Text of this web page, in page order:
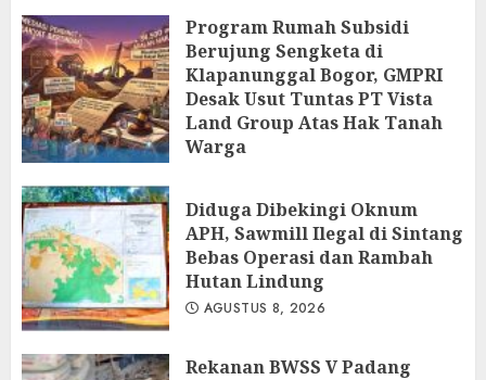
Program Rumah Subsidi
Berujung Sengketa di
Klapanunggal Bogor, GMPRI
Desak Usut Tuntas PT Vista
Land Group Atas Hak Tanah
Warga
Diduga Dibekingi Oknum
APH, Sawmill Ilegal di Sintang
Bebas Operasi dan Rambah
Hutan Lindung
AGUSTUS 8, 2026
Rekanan BWSS V Padang